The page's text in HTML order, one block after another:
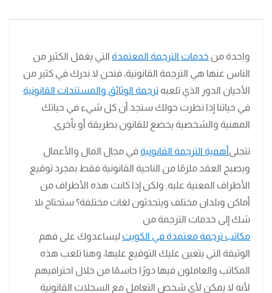
واحدة من خدمات الترجمة المعتمدة التي يغفل الكثير من
الناس عنها هي الترجمة القانونية، فنحن لا ندرك في كثير من
الأحيان الدور الذي تلعبه ترجمة الوثائق والمستندات القانونية
في حياتنا إذا نظرت حولك ستجد أن كل شيء في حياتك
المهنية والشخصية يخضع للقانون بطريقة أو بأخرى.
تتجلىأهمية الترجمة القانونية في مجال المال والأعمال
ويصبح العقد ملزمًا من الناحية القانونية فقط بمجرد توقيع
الأطراف المعنية عليه. ولكن إذا كانت هذه الأطراف من
أماكن وبلدان مختلف ويتحدثون لغات مختلفة؟ ستحتاج بلا
شك إلى خدمات الترجمة من
مكاتب ترجمة معتمدة في الكويت ليساعدوك على فهم
الوثيقة التي يتعين عليك التوقيع عليها، وهنا تلعب هذه
المكاتب والعاملون فيها دورًا حاسمًا من خلال احترافيهم
لأنه لا يمكن لأي شخص التعامل مع السجلات القانونية